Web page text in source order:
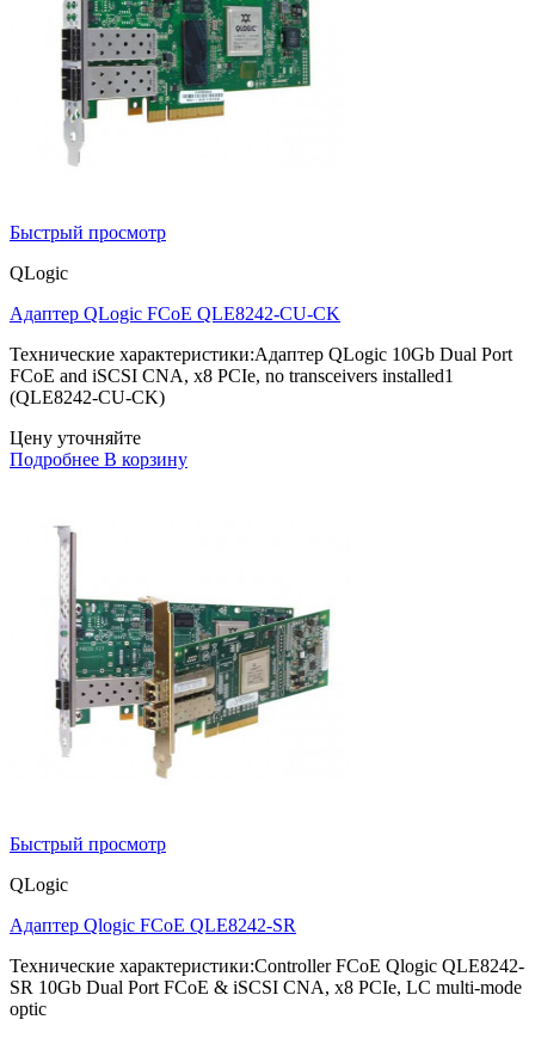
Быстрый просмотр
QLogic
Адаптер QLogic FCoE QLE8242-CU-CK
Технические характеристики:Адаптер QLogic 10Gb Dual Port
FCoE and iSCSI CNA, x8 PCIe, no transceivers installed1
(QLE8242-CU-CK)
Цену уточняйте
Подробнее В корзину
Быстрый просмотр
QLogic
Адаптер Qlogic FCoE QLE8242-SR
Технические характеристики:Controller FCoE Qlogic QLE8242-
SR 10Gb Dual Port FCoE & iSCSI CNA, x8 PCIe, LC multi-mode
optic